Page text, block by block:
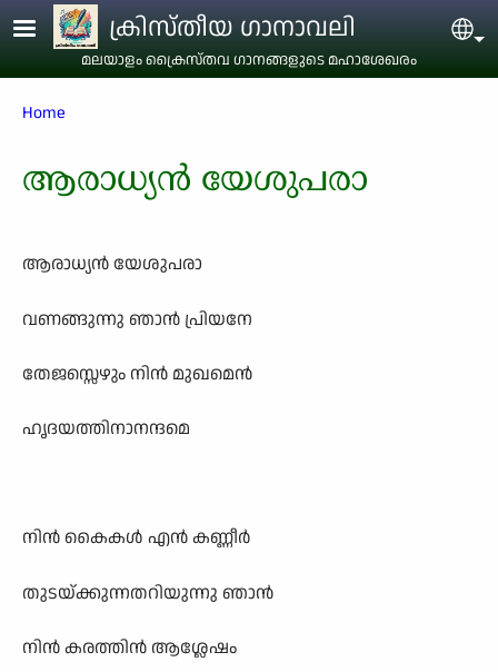
Skip to main contentക്രിസ്തീയ ഗാനാവലി
മലയാളം ക്രൈസ്തവ ഗാനങ്ങളുടെ മഹാശേഖരം
Breadcrumb
Home
ആരാധ‍്യന്‍ യേശുപരാ
ആരാധ‍്യന്‍ യേശുപരാ
വണങ്ങുന്നു ഞാന്‍ പ്രിയനേ
തേജസ്സെഴും നിന്‍ മുഖമെന്‍
ഹൃദയത്തിനാനന്ദമെ
നിന്‍ കൈകള്‍ എന്‍ കണ്ണീര്‍
തുടയ്ക്കുന്നതറിയുന്നു ഞാന്‍
നിന്‍ കരത്തിന്‍ ആശ്ലേഷം